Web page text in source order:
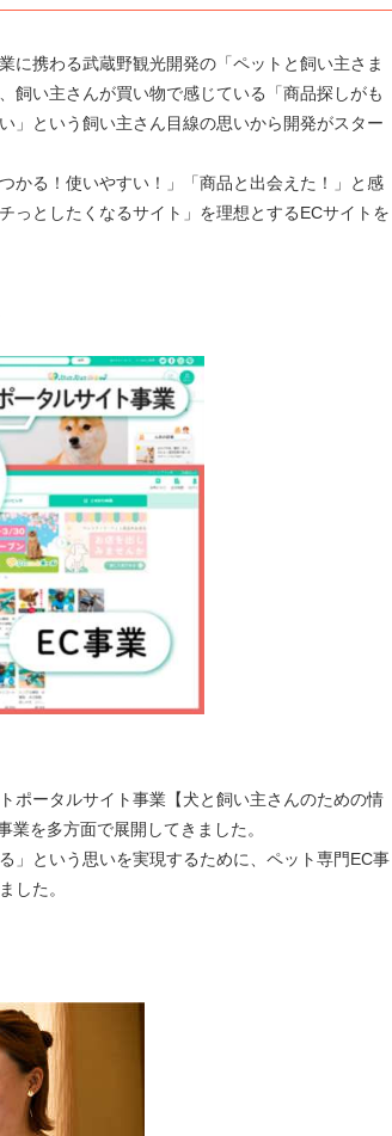
に携わる武蔵野観光開発の「ペットと飼い主さま
飼い主さんが買い物で感じている「商品探しがも
」という飼い主さん目線の思いから開発がスター
かる！使いやすい！」「商品と出会えた！」と感
っとしたくなるサイト」を理想とするECサイトを
ポータルサイト事業【犬と飼い主さんのための情
を多方面で展開してきました。
」という思いを実現するために、ペット専門EC事
した。